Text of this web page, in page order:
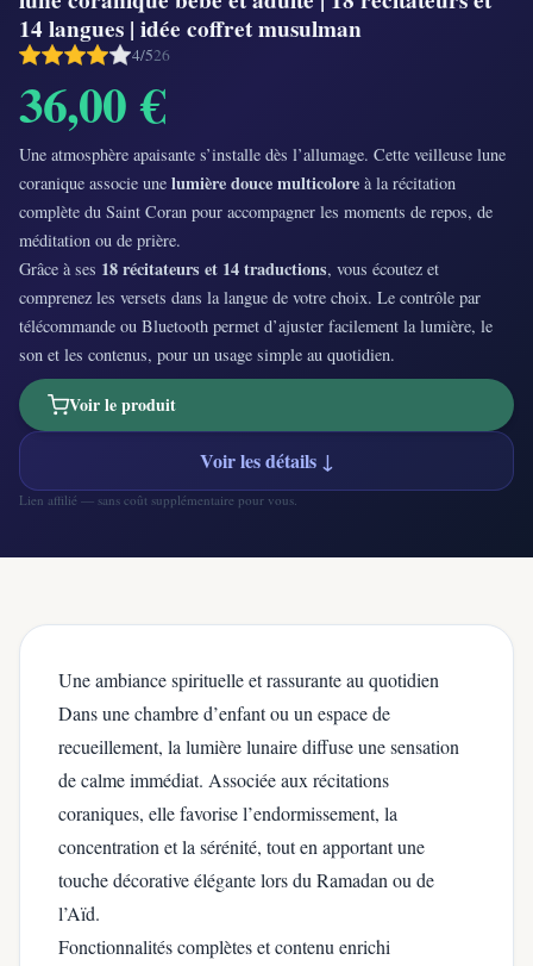
14 langues | idée coffret musulman
4/526
36,00 €
Une atmosphère apaisante s’installe dès l’allumage. Cette veilleuse lune
coranique associe une lumière douce multicolore à la récitation
complète du Saint Coran pour accompagner les moments de repos, de
méditation ou de prière.
Grâce à ses 18 récitateurs et 14 traductions, vous écoutez et
comprenez les versets dans la langue de votre choix. Le contrôle par
télécommande ou Bluetooth permet d’ajuster facilement la lumière, le
son et les contenus, pour un usage simple au quotidien.
Voir le produit
Voir les détails ↓
Lien affilié — sans coût supplémentaire pour vous.
Une ambiance spirituelle et rassurante au quotidien
Dans une chambre d’enfant ou un espace de
recueillement, la lumière lunaire diffuse une sensation
de calme immédiat. Associée aux récitations
coraniques, elle favorise l’endormissement, la
concentration et la sérénité, tout en apportant une
touche décorative élégante lors du Ramadan ou de
l’Aïd.
Fonctionnalités complètes et contenu enrichi